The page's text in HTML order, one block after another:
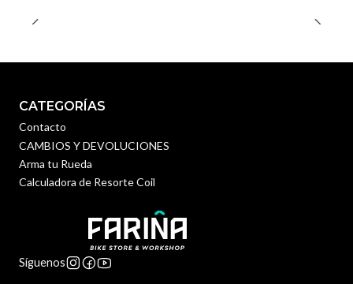
CATEGORÍAS
Contacto
CAMBIOS Y DEVOLUCIONES
Arma tu Rueda
Calculadora de Resorte Coil
Síguenos